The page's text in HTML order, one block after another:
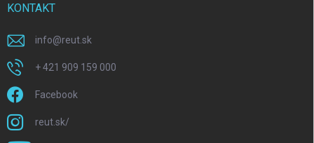
KONTAKT
info@reut.sk
+ 421 909 159 000
Facebook
reut.sk/